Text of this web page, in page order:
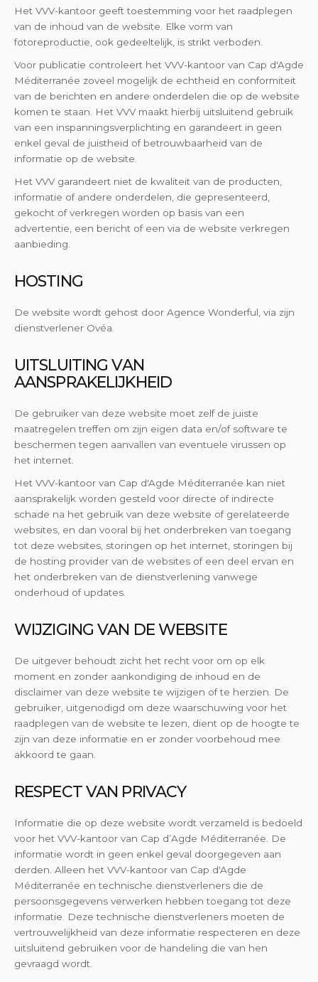
Het VVV-kantoor geeft toestemming voor het raadplegen
van de inhoud van de website. Elke vorm van
fotoreproductie, ook gedeeltelijk, is strikt verboden.
Voor publicatie controleert het VVV-kantoor van Cap d'Agde
Méditerranée zoveel mogelijk de echtheid en conformiteit
van de berichten en andere onderdelen die op de website
komen te staan. Het VVV maakt hierbij uitsluitend gebruik
van een inspanningsverplichting en garandeert in geen
enkel geval de juistheid of betrouwbaarheid van de
informatie op de website.
Het VVV garandeert niet de kwaliteit van de producten,
informatie of andere onderdelen, die gepresenteerd,
gekocht of verkregen worden op basis van een
advertentie, een bericht of een via de website verkregen
aanbieding.
HOSTING
De website wordt gehost door Agence Wonderful, via zijn
dienstverlener Ovéa.
UITSLUITING VAN
AANSPRAKELIJKHEID
De gebruiker van deze website moet zelf de juiste
maatregelen treffen om zijn eigen data en/of software te
beschermen tegen aanvallen van eventuele virussen op
het internet.
Het VVV-kantoor van Cap d'Agde Méditerranée kan niet
aansprakelijk worden gesteld voor directe of indirecte
schade na het gebruik van deze website of gerelateerde
websites, en dan vooral bij het onderbreken van toegang
tot deze websites, storingen op het internet, storingen bij
de hosting provider van de websites of een deel ervan en
het onderbreken van de dienstverlening vanwege
onderhoud of updates.
WIJZIGING VAN DE WEBSITE
De uitgever behoudt zicht het recht voor om op elk
moment en zonder aankondiging de inhoud en de
disclaimer van deze website te wijzigen of te herzien. De
gebruiker, uitgenodigd om deze waarschuwing voor het
raadplegen van de website te lezen, dient op de hoogte te
zijn van deze informatie en er zonder voorbehoud mee
akkoord te gaan.
RESPECT VAN PRIVACY
Informatie die op deze website wordt verzameld is bedoeld
voor het VVV-kantoor van Cap d’Agde Méditerranée. De
informatie wordt in geen enkel geval doorgegeven aan
derden. Alleen het VVV-kantoor van Cap d'Agde
Méditerranée en technische dienstverleners die de
persoonsgegevens verwerken hebben toegang tot deze
informatie. Deze technische dienstverleners moeten de
vertrouwelijkheid van deze informatie respecteren en deze
uitsluitend gebruiken voor de handeling die van hen
gevraagd wordt.